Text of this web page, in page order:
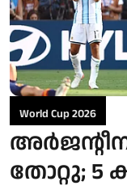
World Cup 2026
തോറ്റു; 5